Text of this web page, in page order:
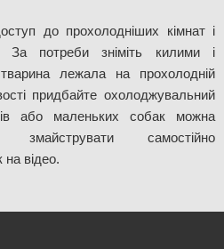
до прохолодніших кімнат і
За потреби зніміть килими і
лежала на прохолодній
придбайте охолоджувальний
або маленьких собак можна
самостійно